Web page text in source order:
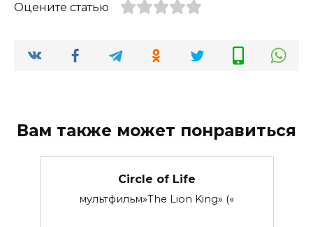
Оцените статью
Вам также может понравиться
Circle of Life
мультфильм»The Lion King» («